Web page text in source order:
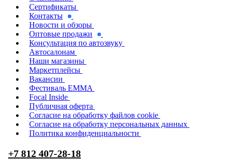
Сертификаты
Контакты
Новости и обзоры
Оптовые продажи
Консультация по автозвуку
Автосалонам
Наши магазины
Маркетплейсы
Вакансии
Фестиваль EMMA
Focal Inside
Публичная оферта
Согласие на обработку файлов cookie
Согласие на обработку персональных данных
Политика конфиденциальности
+7 812 407-28-18